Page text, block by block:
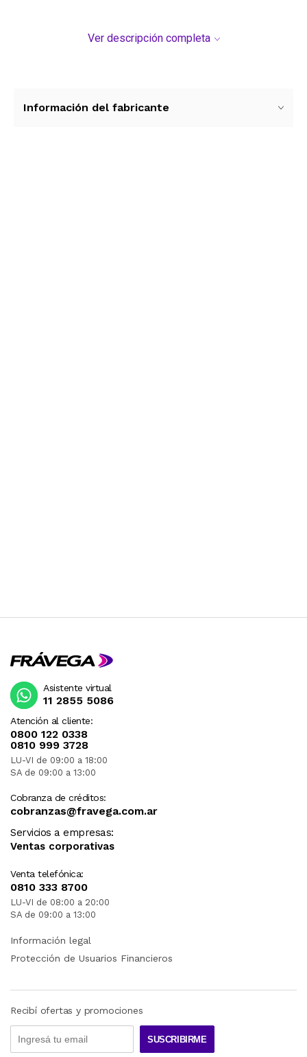
Ver descripción completa
Información del fabricante
Atención al cliente:
0800 122 0338
0810 999 3728
LU-VI de 09:00 a 18:00
SA de 09:00 a 13:00
Cobranza de créditos:
cobranzas@fravega.com.ar
Servicios a empresas:
Ventas corporativas
Venta telefónica:
0810 333 8700
LU-VI de 08:00 a 20:00
SA de 09:00 a 13:00
Asistente virtual
11 2855 5086
Información legal
Protección de Usuarios Financieros
Recibí ofertas y promociones
SUSCRIBIRME